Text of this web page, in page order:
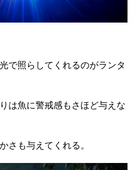
で照らしてくれるのがランタ
は魚に警戒感もさほど与えな
さも与えてくれる。